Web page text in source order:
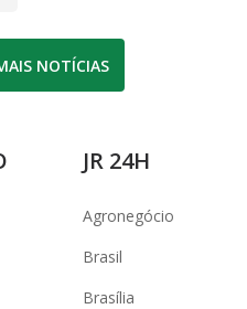
NOTÍCIAS
JR 24H
Agronegócio
Brasil
Brasília